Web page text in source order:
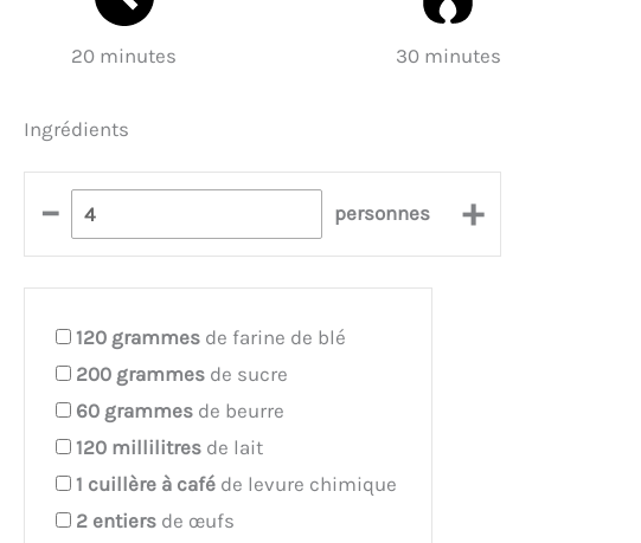
20 minutes 30 minutes
Ingrédients
– personnes +
120 grammes de farine de blé
200 grammes de sucre
60 grammes de beurre
120 millilitres de lait
1 cuillère à café de levure chimique
2 entiers de œufs